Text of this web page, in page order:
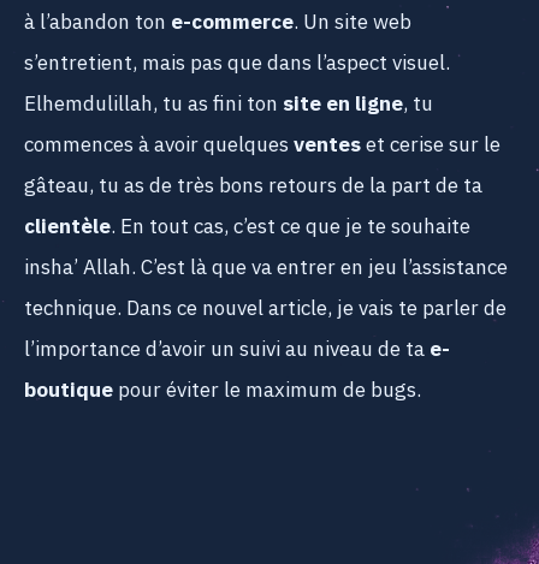
à l’abandon ton e-commerce. Un site web
s’entretient, mais pas que dans l’aspect visuel.
Elhemdulillah, tu as fini ton site en ligne, tu
commences à avoir quelquesventeset cerise sur le
gâteau, tu as de très bons retours de la part de ta
clientèle. En tout cas, c’est ce que je te souhaite
insha’ Allah. C’est là que va entrer en jeu l’assistance
technique. Dans ce nouvel article, je vais te parler de
l’importance d’avoir un suivi au niveau de tae-
boutiquepour éviter le maximum de bugs.